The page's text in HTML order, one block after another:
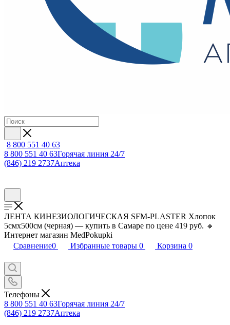
8 800 551 40 63
8 800 551 40 63Горячая линия 24/7
(846) 219 2737Аптека
ЛЕНТА КИНЕЗИОЛОГИЧЕСКАЯ SFM-PLASTER Хлопок
5смх500см (черная) — купить в Самаре по цене 419 руб. 🔸
Интернет магазин MedPokupki
Сравнение0 Избранные товары 0 Корзина 0
Телефоны
8 800 551 40 63Горячая линия 24/7
(846) 219 2737Аптека